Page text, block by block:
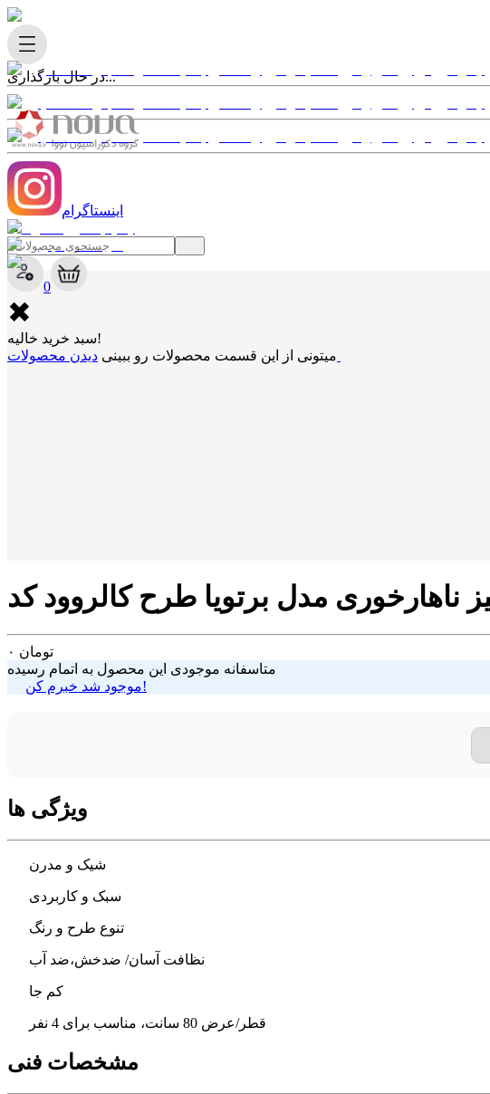
در حال بارگذاری...
✖
0
✖
سبد خرید خالیه!
میتونی از این قسمت محصولات رو ببینی
اینستاگرام
۰ تومان
متاسفانه موجودی این محصول به اتمام رسیده
موجود شد خبرم کن!
ویژگی ها
شیک و مدرن
سبک و کاربردی
تنوع طرح و رنگ
نظافت آسان/ ضدخش،ضد آب
کم جا
قطر/عرض 80 سانت، مناسب برای 4 نفر
مشخصات فنی